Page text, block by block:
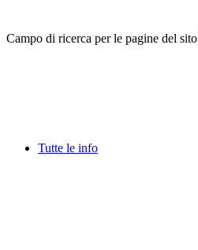
Campo di ricerca per le pagine del sito
Tutte le info